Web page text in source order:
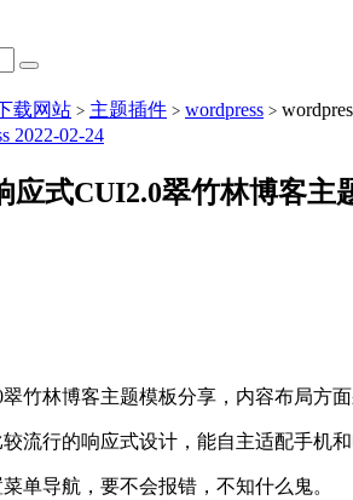
载网站 > 主题插件 > wordpress >
2022-02-24
应式CUI2.0翠竹林博客主
竹林博客主题模板分享，内容布局方
流行的响应式设计，能自主适配手机和
单导航，要不会报错，不知什么鬼。